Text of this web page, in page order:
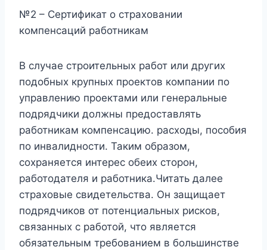
№2 – Сертификат о страховании
компенсаций работникам
В случае строительных работ или других
подобных крупных проектов компании по
управлению проектами или генеральные
подрядчики должны предоставлять
работникам компенсацию. расходы, пособия
по инвалидности. Таким образом,
сохраняется интерес обеих сторон,
работодателя и работника.Читать далее
страховые свидетельства. Он защищает
подрядчиков от потенциальных рисков,
связанных с работой, что является
обязательным требованием в большинстве